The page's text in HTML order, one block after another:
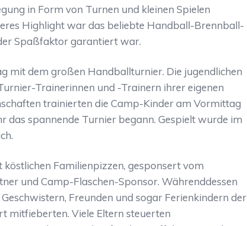
in Form von Turnen und kleinen Spielen
Highlight war das beliebte Handball-Brennball-
Spaßfaktor garantiert war.
mit dem großen Handballturnier. Die jugendlichen
Trainerinnen und -Trainern ihrer eigenen
trainierten die Camp-Kinder am Vormittag
das spannende Turnier begann. Gespielt wurde im
Familienpizzen, gesponsert vom
und Camp-Flaschen-Sponsor. Währenddessen
Freunden und sogar Ferienkindern der
mitfieberten. Viele Eltern steuerten